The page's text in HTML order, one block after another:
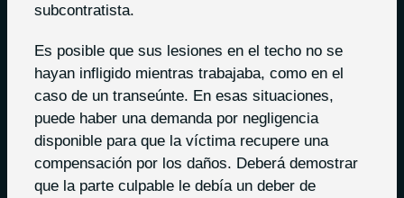
subcontratista.
Es posible que sus lesiones en el techo no se
hayan infligido mientras trabajaba, como en el
caso de un transeúnte. En esas situaciones,
puede haber una demanda por negligencia
disponible para que la víctima recupere una
compensación por los daños. Deberá demostrar
que la parte culpable le debía un deber de